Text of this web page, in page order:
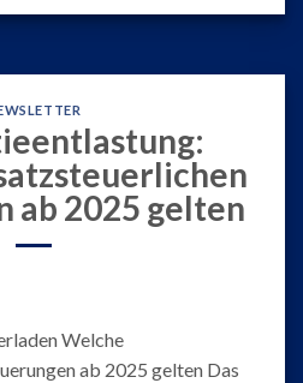
ab 2025 gelten
Welche
ab 2025 gelten Das